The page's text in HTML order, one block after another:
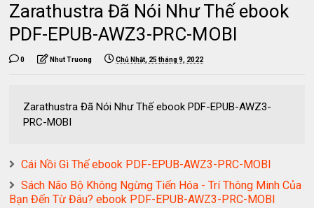
Zarathustra Đã Nói Như Thế ebook
PDF-EPUB-AWZ3-PRC-MOBI
0 Nhut Truong Chủ Nhật, 25 tháng 9, 2022
Zarathustra Đã Nói Như Thế ebook PDF-EPUB-AWZ3-
PRC-MOBI
Cái Nồi Gì Thế ebook PDF-EPUB-AWZ3-PRC-MOBI
Sách Não Bộ Không Ngừng Tiến Hóa - Trí Thông Minh Của
Bạn Đến Từ Đâu? ebook PDF-EPUB-AWZ3-PRC-MOBI